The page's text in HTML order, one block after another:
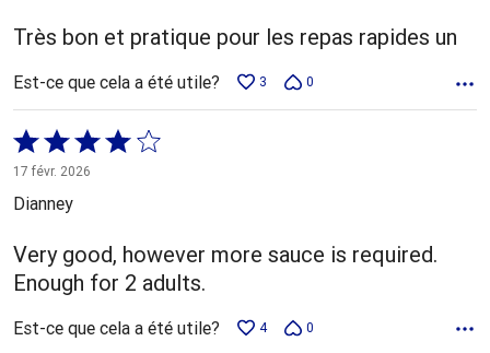
Très bon et pratique pour les repas rapides un
Est-ce que cela a été utile? 3 0
Coté
4 sur
5
17 févr. 2026
Dianney
Very good, however more sauce is required.
Enough for 2 adults.
Est-ce que cela a été utile? 4 0